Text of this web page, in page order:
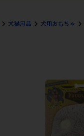
犬猫用品 犬用おもちゃ